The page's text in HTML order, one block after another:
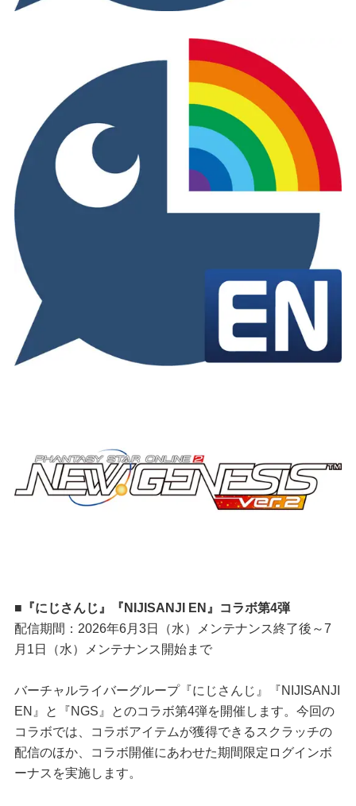
■『にじさんじ』『NIJISANJI EN』コラボ第4弾
配信期間：2026年6月3日（水）メンテナンス終了後～7
月1日（水）メンテナンス開始まで
バーチャルライバーグループ『にじさんじ』『NIJISANJI
EN』と『NGS』とのコラボ第4弾を開催します。今回の
コラボでは、コラボアイテムが獲得できるスクラッチの
配信のほか、コラボ開催にあわせた期間限定ログインボ
ーナスを実施します。